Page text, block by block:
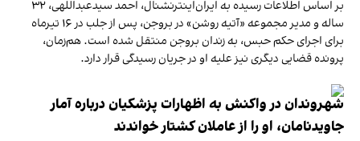
بر اساس اطلاعات رسیده به ایران‌اینترنشنال، احمد سیدعبداللهی، ۳۲
ساله و مدیر مجموعه «آتیه روشن» در بروجن، پس از جلب در ۱۶ تیرماه
برای اجرای حکم حبس، به زندان بروجن منتقل شده است. هم‌زمان،
پرونده قضایی دیگری نیز علیه او در جریان رسیدگی قرار دارد.
شهروندان در واکنش به اظهارات پزشکیان درباره آمار
جاویدنامان، او را از عاملان کشتار خواندند